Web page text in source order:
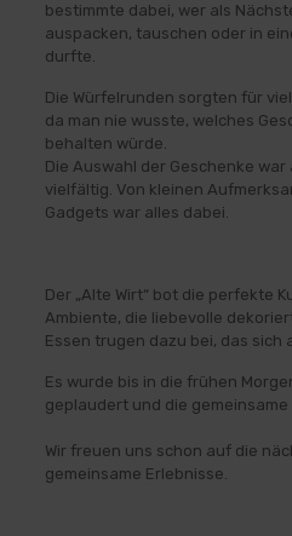
bestimmte dabei, wer als
auspacken, tauschen oder in
durfte.
Die Würfelrunden sorgten für
da man nie wusste, welches
behalten würde.
Die Auswahl der Geschenke
vielfältig. Von kleinen
Gadgets war alles dabei.
Der „Alte Wirt“ bot die perfekte
Ambiente, die liebevolle
Essen trugen dazu bei, das sich
Es wurde bis in die frühen
geplaudert und die
Wir freuen uns schon auf die
gemeinsame Erlebnisse.